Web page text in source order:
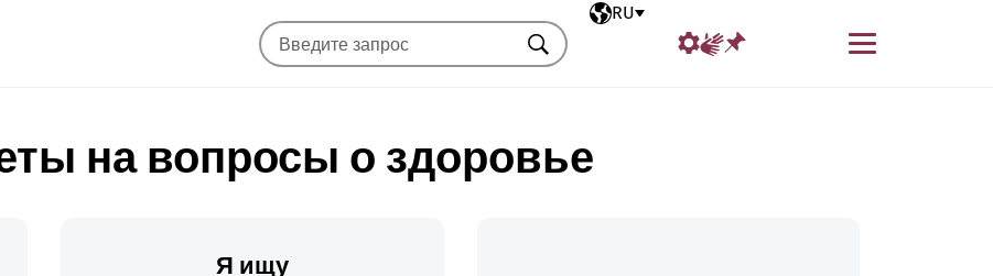
Выбранный язык
RU
Меню
Искать
на вопросы о здоровье
Я ищу